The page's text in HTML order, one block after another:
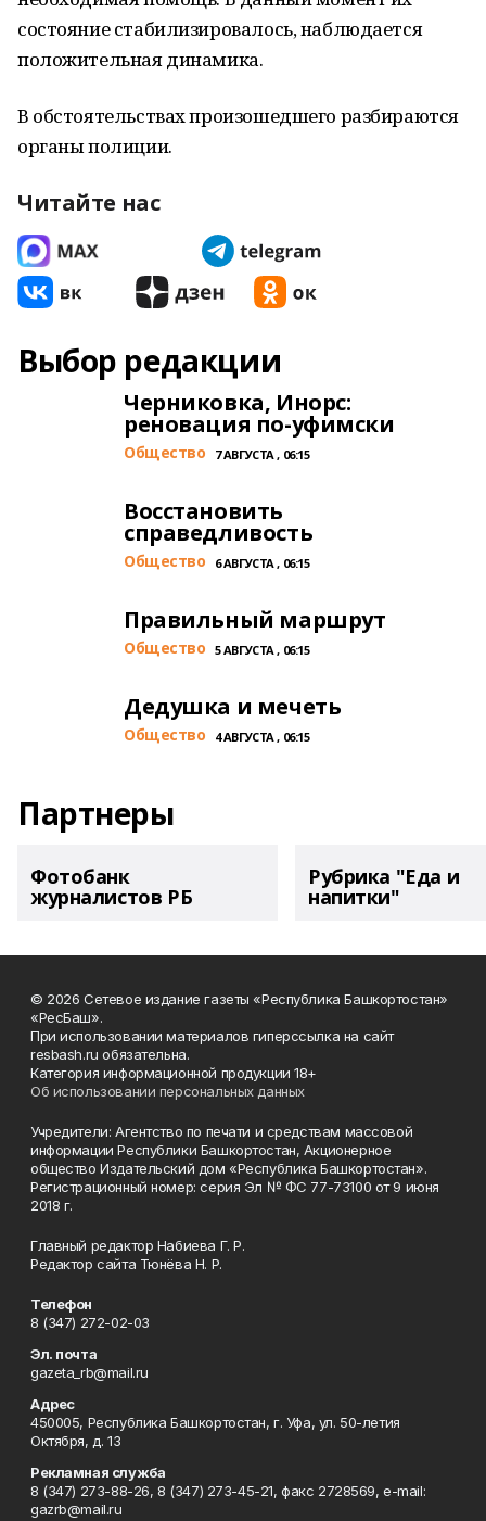
состояние стабилизировалось, наблюдается
положительная динамика.
В обстоятельствах произошедшего разбираются
органы полиции.
Читайте нас
Выбор редакции
Черниковка, Инорс:
реновация по-уфимски
Общество 7 АВГУСТА , 06:15
Восстановить
справедливость
Общество 6 АВГУСТА , 06:15
Правильный маршрут
Общество 5 АВГУСТА , 06:15
Дедушка и мечеть
Общество 4 АВГУСТА , 06:15
Партнеры
Фотобанк
журналистов РБ
Рубрика "Еда и
напитки"
© 2026 Сетевое издание газеты «Республика Башкортостан»
«РесБаш».
При использовании материалов гиперссылка на сайт
resbash.ru обязательна.
Категория информационной продукции 18+
Об использовании персональных данных
Учредители: Агентство по печати и средствам массовой
информации Республики Башкортостан, Акционерное
общество Издательский дом «Республика Башкортостан».
Регистрационный номер: серия Эл № ФС 77-73100 от 9 июня
2018 г.
Главный редактор Набиева Г. Р.
Редактор сайта Тюнёва Н. Р.
Телефон
8 (347) 272-02-03
Эл. почта
gazeta_rb@mail.ru
Адрес
450005, Республика Башкортостан, г. Уфа, ул. 50-летия
Октября, д. 13
Рекламная служба
8 (347) 273-88-26, 8 (347) 273-45-21, факс 2728569, e-mail:
gazrb@mail.ru